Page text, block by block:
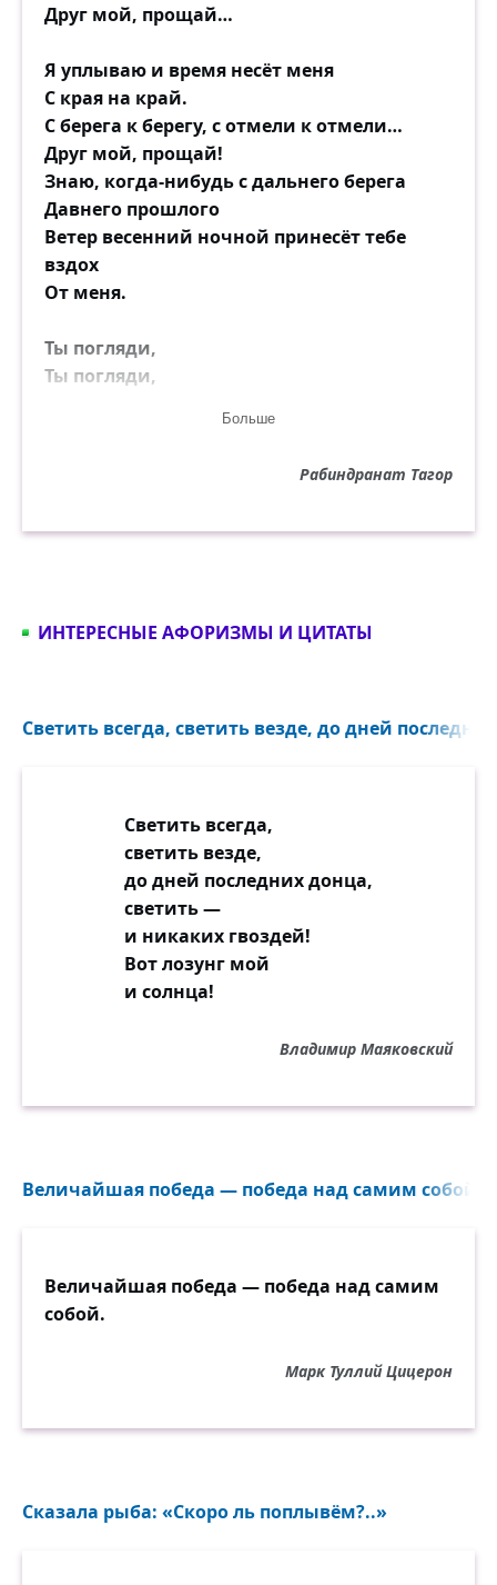
Друг мой, прощай…
Я уплываю и время несёт меня
C края на край.
C берега к берегу, с отмели к отмели…
Друг мой, прощай!
Знаю, когда-нибудь с дальнего берега
Давнего прошлого
Ветер весенний ночной принесёт тебе
вздох
От меня.
Ты погляди,
Ты погляди,
В полночь забвенья на поздней окраине
Ты погляди без отчаянья, ты погляди
Вспыхнет ли, примет ли облик
Будто случайного…
Это не сон,
Это вся правда моя,
Это истина.
Смерть побеждающий вечный закон —
Это любовь моя.
Больше
Рабиндранат Тагор
ИНТЕРЕСНЫЕ АФОРИЗМЫ И ЦИТАТЫ
Светить всегда, светить везде, до дней
Светить всегда,
светить везде,
до дней последних донца,
светить —
и никаких гвоздей!
Вот лозунг мой
и солнца!
Владимир Маяковский
Величайшая победа — победа над самим собой...
Величайшая победа — победа над самим
собой.
Марк Туллий Цицерон
Сказала рыба: «Скоро ль поплывём?..»